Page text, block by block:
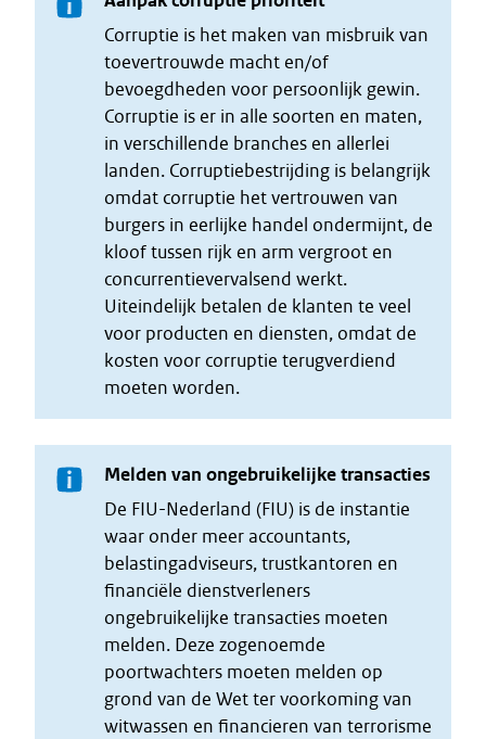
Corruptie is het maken van misbruik van
toevertrouwde macht en/of
bevoegdheden voor persoonlijk gewin.
Corruptie is er in alle soorten en maten,
in verschillende branches en allerlei
landen. Corruptiebestrijding is belangrijk
omdat corruptie het vertrouwen van
burgers in eerlijke handel ondermijnt, de
kloof tussen rijk en arm vergroot en
concurrentievervalsend werkt.
Uiteindelijk betalen de klanten te veel
voor producten en diensten, omdat de
kosten voor corruptie terugverdiend
moeten worden.
Melden van ongebruikelijke transacties
De FIU-Nederland (FIU) is de instantie
waar onder meer accountants,
belastingadviseurs, trustkantoren en
financiële dienstverleners
ongebruikelijke transacties moeten
melden. Deze zogenoemde
poortwachters moeten melden op
grond van de Wet ter voorkoming van
witwassen en financieren van terrorisme